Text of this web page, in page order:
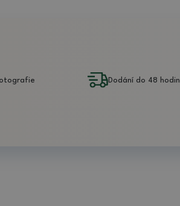
Dodání do 48 hodin